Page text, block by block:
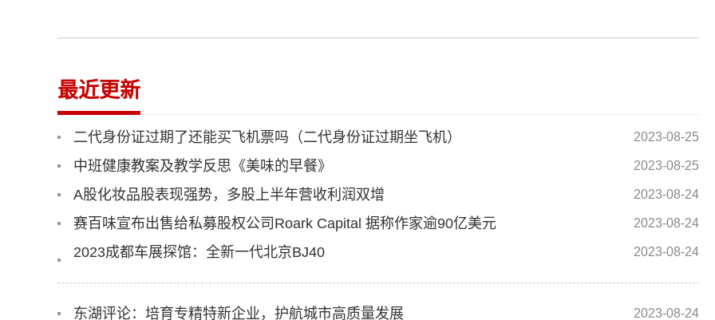
最近更新
二代身份证过期了还能买飞机票吗（二代身份证过期坐飞机） 2023-08-25
中班健康教案及教学反思《美味的早餐》 2023-08-25
A股化妆品股表现强势，多股上半年营收利润双增 2023-08-24
赛百味宣布出售给私募股权公司Roark Capital 据称作家逾90亿美元 2023-08-24
2023成都车展探馆：全新一代北京BJ40 2023-08-24
东湖评论：培育专精特新企业，护航城市高质量发展 2023-08-24